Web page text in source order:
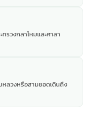
รวงกลาโหมและศาลา
หลวงหรือสามยอดเดินถึง